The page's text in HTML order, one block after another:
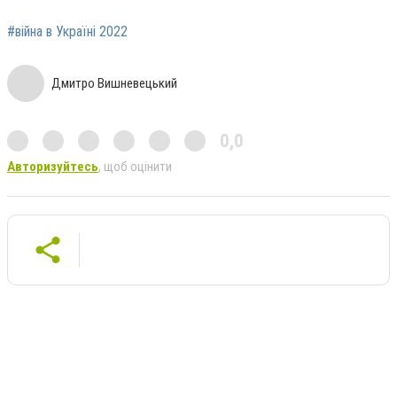
#війна в Україні 2022
Дмитро Вишневецький
0,0
Авторизуйтесь, щоб оцінити